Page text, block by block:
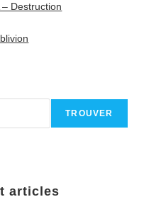
– Destruction
TROUVER
articles